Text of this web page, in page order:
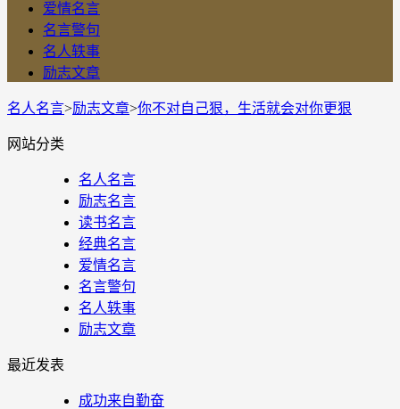
爱情名言
名言警句
名人轶事
励志文章
名人名言>励志文章>你不对自己狠，生活就会对你更狠
网站分类
名人名言
励志名言
读书名言
经典名言
爱情名言
名言警句
名人轶事
励志文章
最近发表
成功来自勤奋